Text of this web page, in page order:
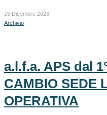
15 Dicembre 2023
Archivio
a.l.f.a. APS dal
CAMBIO SEDE
OPERATIVA